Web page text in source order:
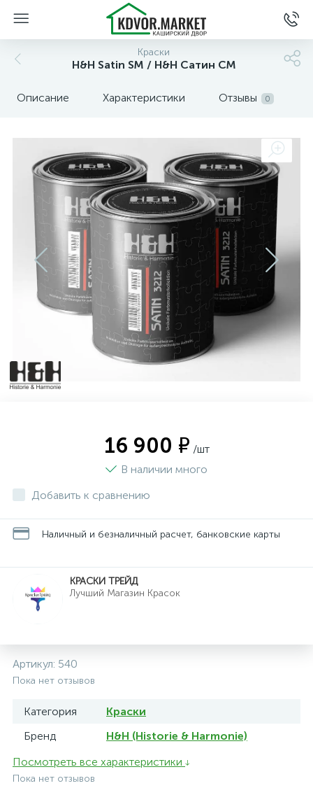
Краски
H&H Satin SM / H&H Сатин СМ
Описание Характеристики Отзывы 0
16 900 ₽ /шт
В наличии много
Добавить к сравнению
Наличный и безналичный расчет, банковские карты
КРАСКИ ТРЕЙД
Лучший Магазин Красок
Артикул: 540
Пока нет отзывов
Категория
Краски
Бренд
H&H (Historie & Harmonie)
Посмотреть все характеристики
Пока нет отзывов